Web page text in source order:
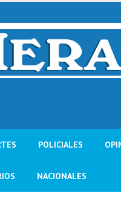
POLICIALES
NACIONALES